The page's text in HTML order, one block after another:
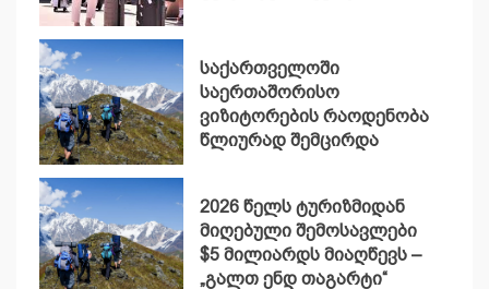
საქართველოში
საერთაშორისო
ვიზიტორების რაოდენობა
წლიურად შემცირდა
2026 წელს ტურიზმიდან
მიღებული შემოსავლები
$5 მილიარდს მიაღწევს –
„გალთ ენდ თაგარტი“